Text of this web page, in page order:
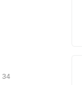
34